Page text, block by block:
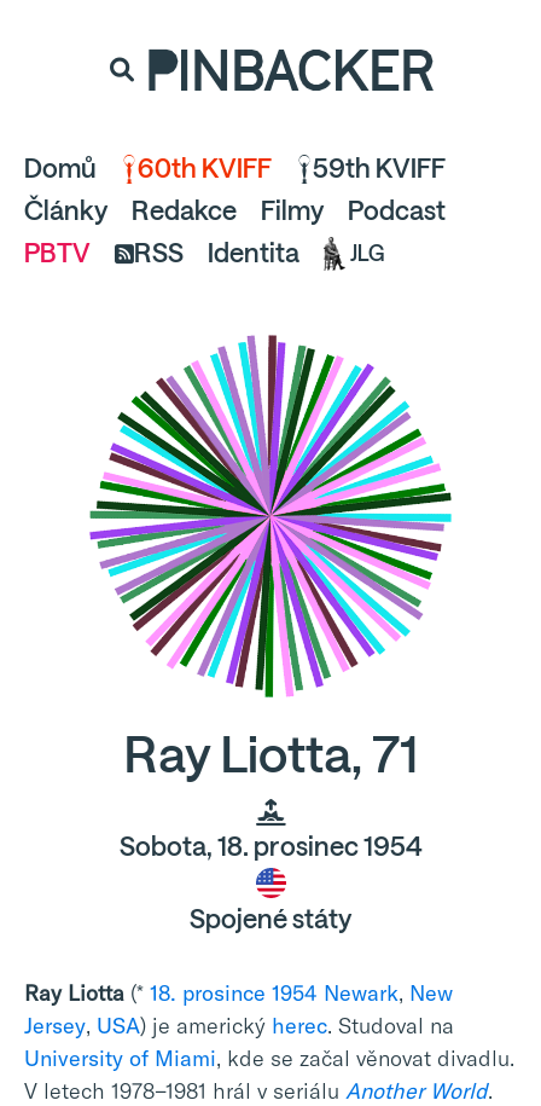
a pusťte se do čtení.
PINBACKER
Domů 60th KVIFF
59th KVIFF
Články
Redakce Filmy
Podcast
PBTV
RSS Identita JLG
Ray Liotta, 71
Sobota, 18. prosinec 1954
Spojené státy
Ray Liotta (* 18. prosince 1954 Newark, New
Jersey, USA) je americký herec. Studoval na
University of Miami, kde se začal věnovat divadlu.
V letech 1978−1981 hrál v seriálu Another World.